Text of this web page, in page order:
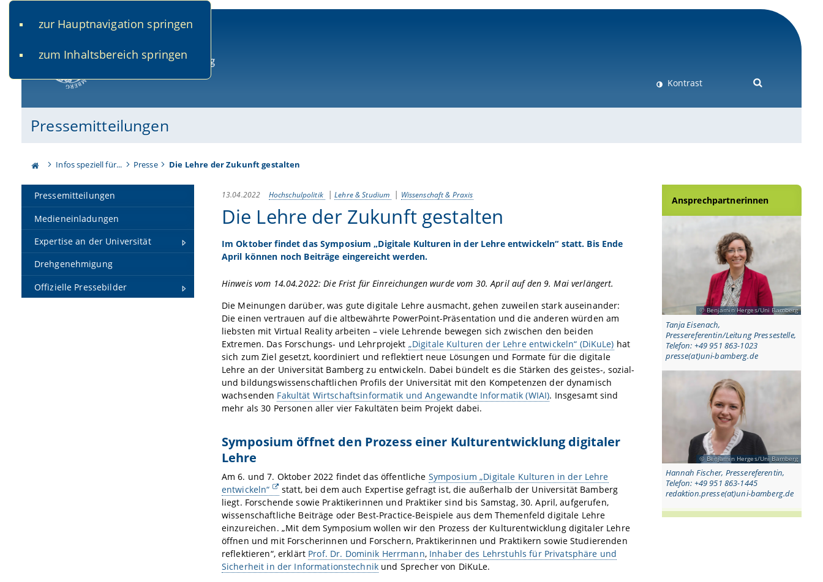
zur Hauptnavigation springen
zum Inhaltsbereich springen
Kontrast
Pressemitteilungen
Infos speziell für... Presse Die Lehre der Zukunft gestalten
Pressemitteilungen
Medieneinladungen
Expertise an der Universität
Drehgenehmigung
Offizielle Pressebilder
13.04.2022 Hochschulpolitik Lehre & Studium Wissenschaft & Praxis
Die Lehre der Zukunft gestalten
Im Oktober findet das Symposium „Digitale Kulturen in der Lehre entwickeln“ statt. Bis Ende
April können noch Beiträge eingereicht werden.
Hinweis vom 14.04.2022: Die Frist für Einreichungen wurde vom 30. April auf den 9. Mai verlängert.
Die Meinungen darüber, was gute digitale Lehre ausmacht, gehen zuweilen stark auseinander:
Die einen vertrauen auf die altbewährte PowerPoint-Präsentation und die anderen würden am
liebsten mit Virtual Reality arbeiten – viele Lehrende bewegen sich zwischen den beiden
Extremen. Das Forschungs- und Lehrprojekt „Digitale Kulturen der Lehre entwickeln“ (DiKuLe) hat
sich zum Ziel gesetzt, koordiniert und reflektiert neue Lösungen und Formate für die digitale
Lehre an der Universität Bamberg zu entwickeln. Dabei bündelt es die Stärken des geistes-, sozial-
und bildungswissenschaftlichen Profils der Universität mit den Kompetenzen der dynamisch
wachsenden Fakultät Wirtschaftsinformatik und Angewandte Informatik (WIAI). Insgesamt sind
mehr als 30 Personen aller vier Fakultäten beim Projekt dabei.
Symposium öffnet den Prozess einer Kulturentwicklung digitaler
Lehre
Am 6. und 7. Oktober 2022 findet das öffentliche Symposium „Digitale Kulturen in der Lehre
entwickeln“
statt, bei dem auch Expertise gefragt ist, die außerhalb der Universität Bamberg
liegt. Forschende sowie Praktikerinnen und Praktiker sind bis Samstag, 30. April, aufgerufen,
wissenschaftliche Beiträge oder Best-Practice-Beispiele aus dem Themenfeld digitale Lehre
einzureichen. „Mit dem Symposium wollen wir den Prozess der Kulturentwicklung digitaler Lehre
öffnen und mit Forscherinnen und Forschern, Praktikerinnen und Praktikern sowie Studierenden
reflektieren“, erklärt Prof. Dr. Dominik Herrmann, Inhaber des Lehrstuhls für Privatsphäre und
Sicherheit in der Informationstechnik und Sprecher von DiKuLe.
Ansprechpartnerinnen
Benjamin Herges/Uni Bamberg
Tanja Eisenach,
Pressereferentin/Leitung Pressestelle,
Telefon: +49 951 863-1023
presse(at)uni-bamberg.de
Benjamin Herges/Uni Bamberg
Hannah Fischer, Pressereferentin,
Telefon: +49 951 863-1445
redaktion.presse(at)uni-bamberg.de